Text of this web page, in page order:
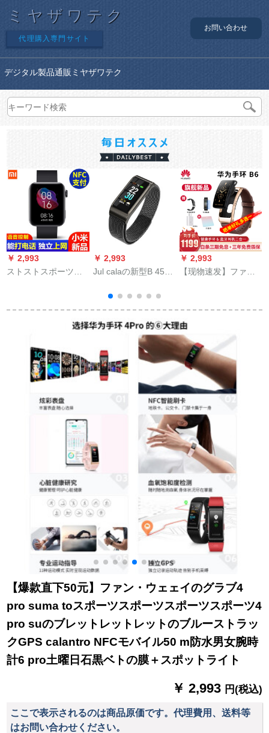
ミヤザワテク
代理購入専門サイト
お問い合わせ
デジタル製品通販ミヤザワテク
￥ 2,993
ストストスポーツ腕
眠防水NFC basの支
付きハーンドリング
ングリングリングリ
ングリング上の小愛
音音制御ミニ腕時計
￥ 2,993
Jul calaの新型B 45カ
レット【】心拍血压
多运动モアドブラー
￥ 2,993
【现物速发】ファァ
ァァァァァレレレレ
ストストストb 5/b 6
スイスイススススス
ススススススススス
ススススススススス
ススススススススス
ススススススススス
ススススススススス
ススススススススス
ススススススススス
ススススススススス
ススススススススス
ススススススススス
ススススススススス
ススススススススス
ススススススススス
ススススススススス
ススススススススス
ススススススススス
〔12504〕
【爆款直下50元】ファン・ウェェイのグラブ4
pro suma toスポーツスポーツスポーツスポーツ4
pro suのブレットレットレットのブルーストラッ
クGPS calantro NFCモバイル50 m防水男女腕時
計6 pro土曜日石黒ベトの膜＋スポットライト
￥ 2,993 円(税込)
ここで表示されるのは商品原価です。代理費用、送料等
はお問い合わせください。